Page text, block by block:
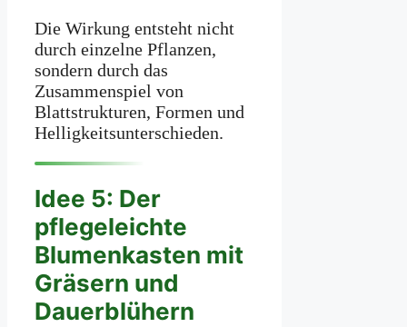
Die Wirkung entsteht nicht
durch einzelne Pflanzen,
sondern durch das
Zusammenspiel von
Blattstrukturen, Formen und
Helligkeitsunterschieden.
Idee 5: Der
pflegeleichte
Blumenkasten mit
Gräsern und
Dauerblühern